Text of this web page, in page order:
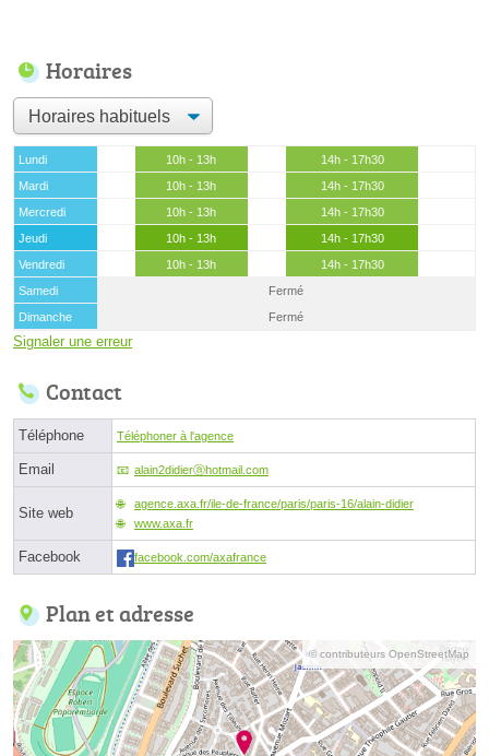
Horaires
Lundi 10h - 13h
14h - 17h30
Mardi
10h - 13h
14h - 17h30
Mercredi
10h - 13h
14h - 17h30
Jeudi
10h - 13h
14h - 17h30
Vendredi
10h - 13h
14h - 17h30
Samedi
Fermé
Dimanche
Fermé
Signaler une erreur
Contact
Téléphone Téléphoner à l'agence
Email alain2didierⓐhotmail.com
Site web
agence.axa.fr/ile-de-france/paris/paris-16/alain-didier
www.axa.fr
Facebook facebook.com/axafrance
Plan et adresse
© contributeurs OpenStreetMap